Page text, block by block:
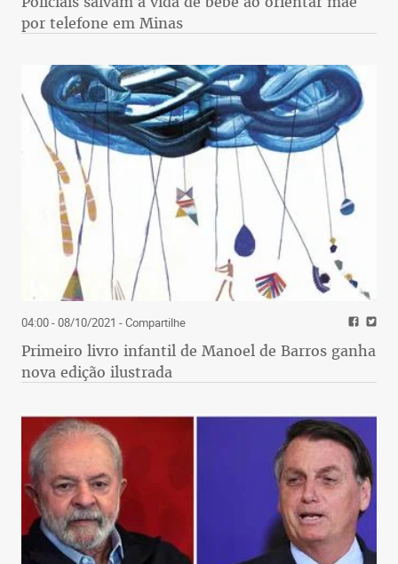
por telefone em Minas
04:00 - 08/10/2021 - Compartilhe
Primeiro livro infantil de Manoel de Barros ganha
nova edição ilustrada